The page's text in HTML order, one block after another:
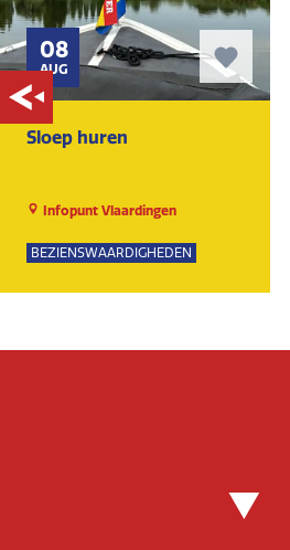
08
AUG
Sloep huren
Infopunt Vlaardingen
BEZIENSWAARDIGHEDEN